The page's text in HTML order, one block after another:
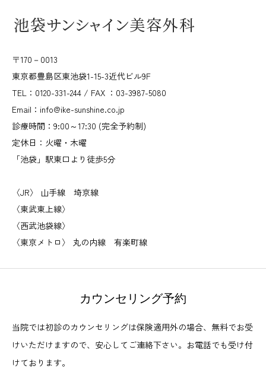
〒170－0013
東京都豊島区東池袋1-15-3近代ビル9F
TEL：0120-331-244 / FAX ：03-3987-5080
Email：info@ike-sunshine.co.jp
診療時間：9:00～17:30 (完全予約制)
定休日：火曜・木曜
「池袋」駅東口より徒歩5分
〈JR〉 山手線 埼京線
〈東武東上線〉
〈西武池袋線〉
〈東京メトロ〉 丸の内線 有楽町線
カウンセリング予約
当院では初診のカウンセリングは保険適用外の場合、無料でお受
けいただけますので、安心してご連絡下さい。お電話でも受け付
けております。